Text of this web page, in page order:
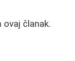
članak.